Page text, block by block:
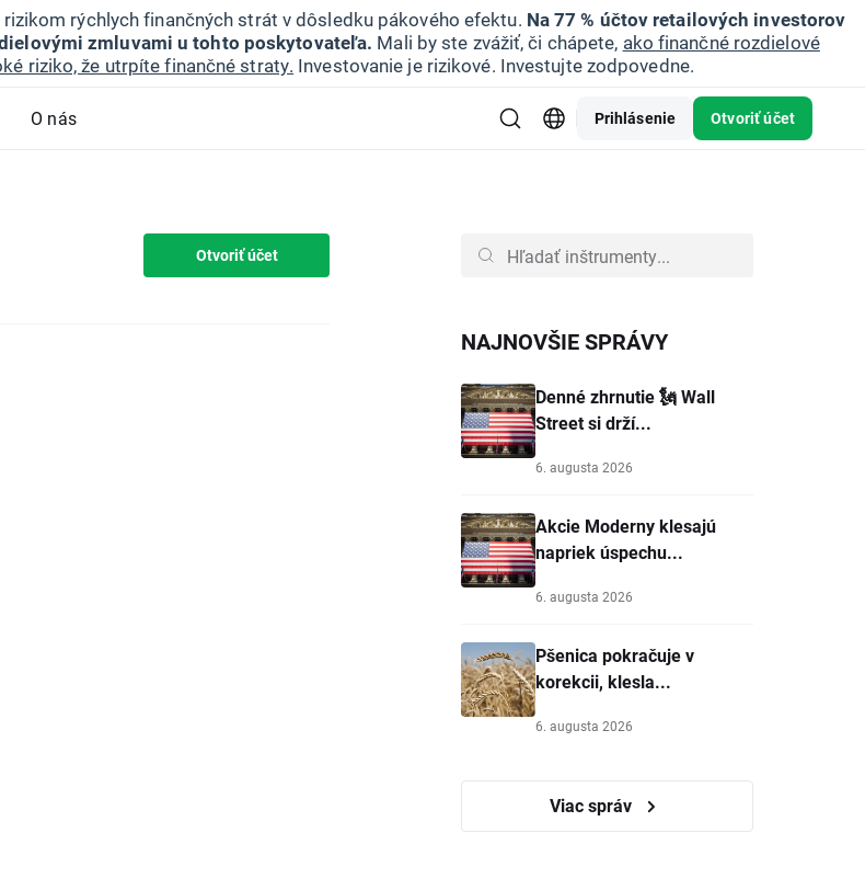
rýchlych finančných strát v dôsledku pákového efektu. Na 77 % účtov retailových investorov
zmluvami u tohto poskytovateľa. Mali by ste zvážiť, či chápete, ako finančné rozdielové
riziko, že utrpíte finančné straty. Investovanie je rizikové. Investujte zodpovedne.
O nás Prihlásenie Otvoriť účet
Otvoriť účet
NAJNOVŠIE SPRÁVY
Denné zhrnutie 🗽 Wall
Street si drží...
6. augusta 2026
Akcie Moderny klesajú
napriek úspechu...
6. augusta 2026
Pšenica pokračuje v
korekcii, klesla...
6. augusta 2026
Viac správ